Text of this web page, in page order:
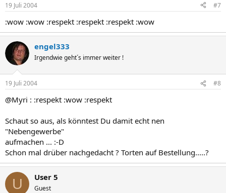
19 Juli 2004 #7
:wow :wow :respekt :respekt :respekt :wow
engel333
Irgendwie geht´s immer weiter !
19 Juli 2004 #8
@Myri : :respekt :wow :respekt
Schaut so aus, als könntest Du damit echt nen
"Nebengewerbe"
aufmachen ... :-D
Schon mal drüber nachgedacht ? Torten auf Bestellung.....?
U User 5
Guest